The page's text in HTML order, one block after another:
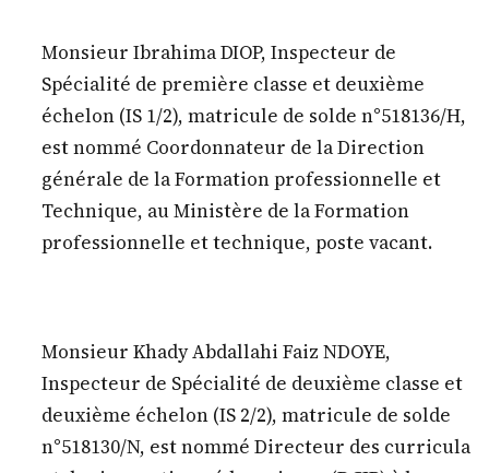
Monsieur Ibrahima DIOP, Inspecteur de
Spécialité de première classe et deuxième
échelon (IS 1/2), matricule de solde n°518136/H,
est nommé Coordonnateur de la Direction
générale de la Formation professionnelle et
Technique, au Ministère de la Formation
professionnelle et technique, poste vacant.
Monsieur Khady Abdallahi Faiz NDOYE,
Inspecteur de Spécialité de deuxième classe et
deuxième échelon (IS 2/2), matricule de solde
n°518130/N, est nommé Directeur des curricula